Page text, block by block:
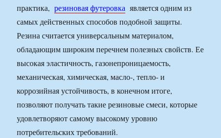
практика, резиновая футеровка является одним из
самых действенных способов подобной защиты.
Резина считается универсальным материалом,
обладающим широким перечнем полезных свойств. Ее
высокая эластичность, газонепроницаемость,
механическая, химическая, масло-, тепло- и
коррозийная устойчивость, в конечном итоге,
позволяют получать такие резиновые смеси, которые
удовлетворяют самому высокому уровню
потребительских требований.